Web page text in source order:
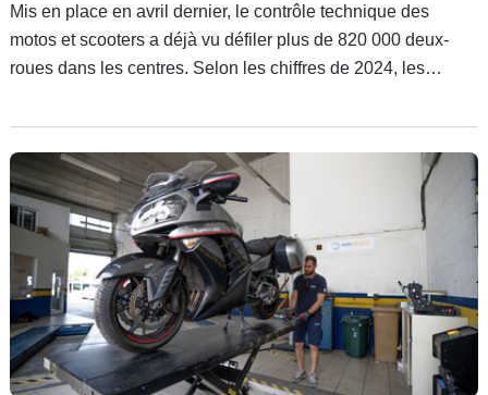
Mis en place en avril dernier, le contrôle technique des
motos et scooters a déjà vu défiler plus de 820 000 deux-
roues dans les centres. Selon les chiffres de 2024, les
moins de 10 % de contre-visites requises, là où les
automobilistes sont deux fois plus nombreux à devoir se
présenter une seconde fois devant le contrôleur.